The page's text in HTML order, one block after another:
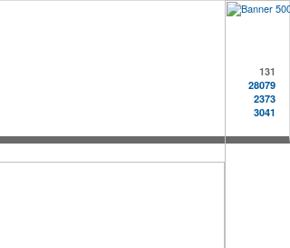
131
28079
2373
3041